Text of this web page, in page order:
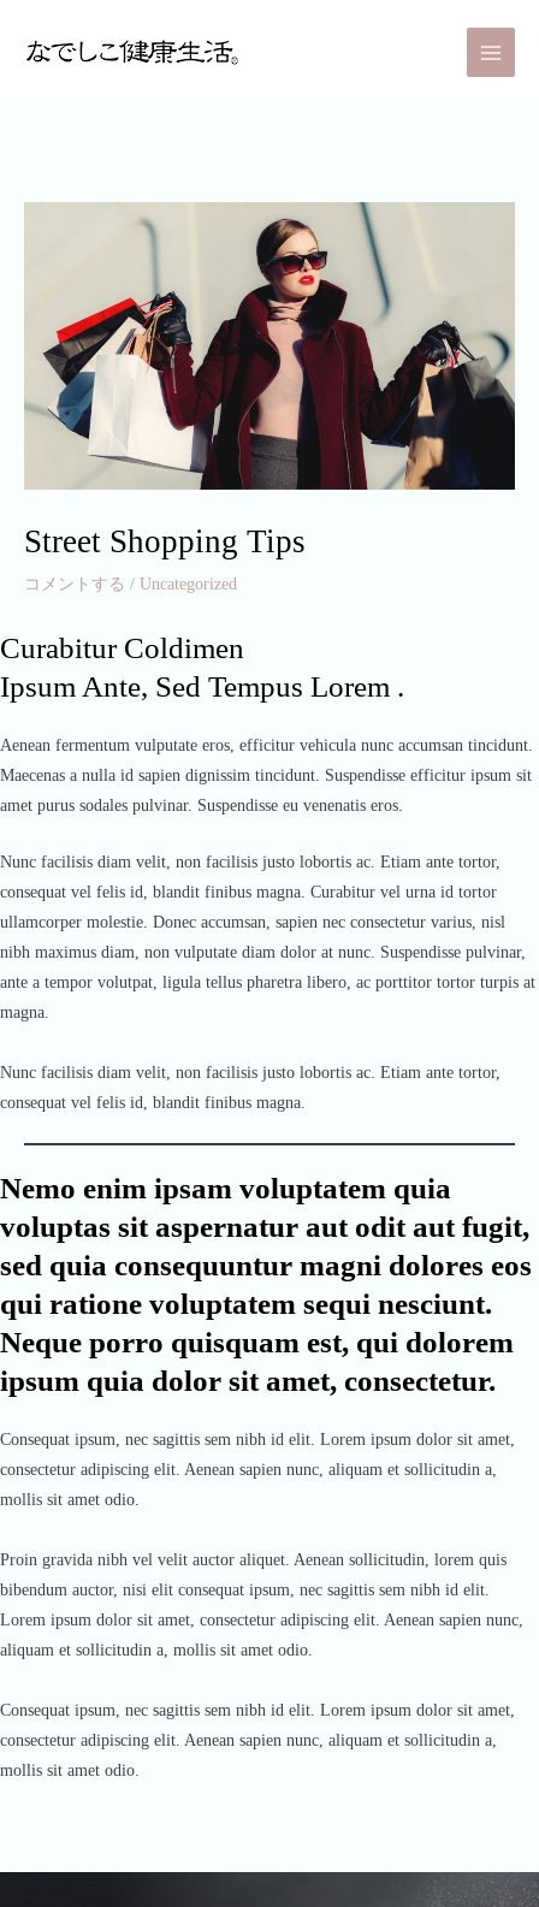
Main
Street Shopping Tips
コメントする / Uncategorized
Curabitur Coldimen
Ipsum Ante, Sed Tempus Lorem .
Aenean fermentum vulputate eros, efficitur vehicula nunc accumsan tincidunt.
Maecenas a nulla id sapien dignissim tincidunt. Suspendisse efficitur ipsum sit
amet purus sodales pulvinar. Suspendisse eu venenatis eros.
Nunc facilisis diam velit, non facilisis justo lobortis ac. Etiam ante tortor,
consequat vel felis id, blandit finibus magna. Curabitur vel urna id tortor
ullamcorper molestie. Donec accumsan, sapien nec consectetur varius, nisl
nibh maximus diam, non vulputate diam dolor at nunc. Suspendisse pulvinar,
ante a tempor volutpat, ligula tellus pharetra libero, ac porttitor tortor turpis at
magna.
Nunc facilisis diam velit, non facilisis justo lobortis ac. Etiam ante tortor,
consequat vel felis id, blandit finibus magna.
Nemo enim ipsam voluptatem quia
voluptas sit aspernatur aut odit aut fugit,
sed quia consequuntur magni dolores eos
qui ratione voluptatem sequi nesciunt.
Neque porro quisquam est, qui dolorem
ipsum quia dolor sit amet, consectetur.
Consequat ipsum, nec sagittis sem nibh id elit. Lorem ipsum dolor sit amet,
consectetur adipiscing elit. Aenean sapien nunc, aliquam et sollicitudin a,
mollis sit amet odio.
Proin gravida nibh vel velit auctor aliquet. Aenean sollicitudin, lorem quis
bibendum auctor, nisi elit consequat ipsum, nec sagittis sem nibh id elit.
Lorem ipsum dolor sit amet, consectetur adipiscing elit. Aenean sapien nunc,
aliquam et sollicitudin a, mollis sit amet odio.
Consequat ipsum, nec sagittis sem nibh id elit. Lorem ipsum dolor sit amet,
consectetur adipiscing elit. Aenean sapien nunc, aliquam et sollicitudin a,
mollis sit amet odio.
navigation